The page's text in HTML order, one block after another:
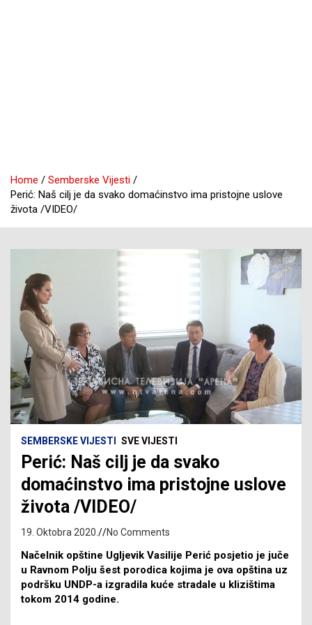
Home
Semberske Vijesti
Perić: Naš cilj je da svako domaćinstvo ima pristojne uslove
života /VIDEO/
SEMBERSKE VIJESTI SVE VIJESTI
Perić: Naš cilj je da svako
domaćinstvo ima pristojne uslove
života /VIDEO/
19. Oktobra 2020. No Comments
Načelnik opštine Ugljevik Vasilije Perić posjetio je juče
u Ravnom Polju šest porodica kojima je ova opština uz
podršku UNDP-a izgradila kuće stradale u klizištima
tokom 2014 godine.